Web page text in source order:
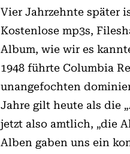
Vier Jahrzehnte später
Kostenlose mp3s,
Album, wie wir es
1948 führte Columbia
unangefochten
Jahre gilt heute als die
jetzt also amtlich, „die
Alben gaben uns ein